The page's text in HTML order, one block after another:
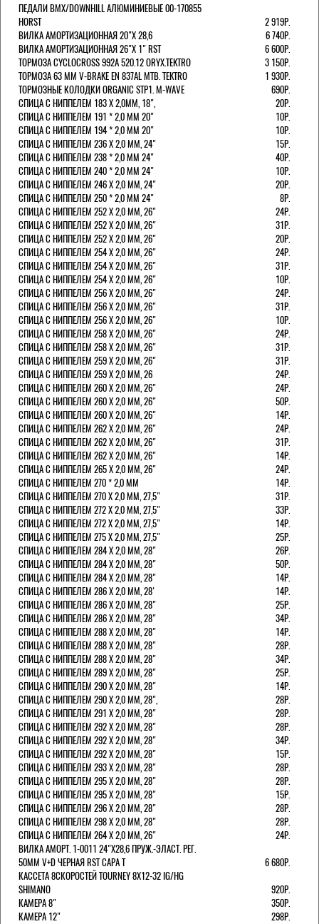
ПЕДАЛИ BMX/DOWNHILL АЛЮМИНИЕВЫЕ 00-170855
HORST
2 919Р.
ВИЛКА АМОРТИЗАЦИОННАЯ 20"Х 28,6
6 740Р.
ВИЛКА АМОРТИЗАЦИОННАЯ 26"Х 1" RST
6 600Р.
ТОРМОЗА CYCLOCROSS 992А 520.12 ORYX.TEKTRO
3 150Р.
ТОРМОЗА 63 ММ V-BRAKE EN 837AL MTB. TEKTRO
1 930Р.
ТОРМОЗНЫЕ КОЛОДКИ ORGANIC STP1. M-WAVE
690Р.
СПИЦА С НИППЕЛЕМ 183 Х 2,0ММ, 18",
20Р.
СПИЦА С НИППЕЛЕМ 191 * 2,0 ММ 20"
10Р.
СПИЦА С НИППЕЛЕМ 194 * 2,0 ММ 20"
10Р.
СПИЦА С НИППЕЛЕМ 236 Х 2,0 ММ, 24"
15Р.
СПИЦА С НИППЕЛЕМ 238 * 2,0 ММ 24"
40Р.
СПИЦА С НИППЕЛЕМ 240 * 2,0 ММ 24"
10Р.
СПИЦА С НИППЕЛЕМ 246 Х 2,0 ММ, 24"
20Р.
СПИЦА С НИППЕЛЕМ 250 * 2,0 ММ 24"
8Р.
СПИЦА С НИППЕЛЕМ 252 Х 2,0 ММ, 26"
24Р.
СПИЦА С НИППЕЛЕМ 252 Х 2,0 ММ, 26"
31Р.
СПИЦА С НИППЕЛЕМ 252 Х 2,0 ММ, 26"
20Р.
СПИЦА С НИППЕЛЕМ 254 Х 2,0 ММ, 26"
24Р.
СПИЦА С НИППЕЛЕМ 254 Х 2,0 ММ, 26"
31Р.
СПИЦА С НИППЕЛЕМ 254 Х 2,0 ММ, 26"
10Р.
СПИЦА С НИППЕЛЕМ 256 Х 2,0 ММ, 26"
24Р.
СПИЦА С НИППЕЛЕМ 256 Х 2,0 ММ, 26"
31Р.
СПИЦА С НИППЕЛЕМ 256 Х 2,0 ММ, 26"
10Р.
СПИЦА С НИППЕЛЕМ 258 Х 2,0 ММ, 26"
24Р.
СПИЦА С НИППЕЛЕМ 258 Х 2,0 ММ, 26"
31Р.
СПИЦА С НИППЕЛЕМ 259 Х 2,0 ММ, 26"
31Р.
СПИЦА С НИППЕЛЕМ 259 Х 2,0 ММ, 26
24Р.
СПИЦА С НИППЕЛЕМ 260 Х 2,0 ММ, 26"
24Р.
СПИЦА С НИППЕЛЕМ 260 Х 2,0 ММ, 26"
50Р.
СПИЦА С НИППЕЛЕМ 260 Х 2,0 ММ, 26"
14Р.
СПИЦА С НИППЕЛЕМ 262 Х 2,0 ММ, 26"
24Р.
СПИЦА С НИППЕЛЕМ 262 Х 2,0 ММ, 26"
31Р.
СПИЦА С НИППЕЛЕМ 262 Х 2,0 ММ, 26"
14Р.
СПИЦА С НИППЕЛЕМ 265 Х 2,0 ММ, 26"
24Р.
СПИЦА С НИППЕЛЕМ 270 * 2,0 ММ
14Р.
СПИЦА С НИППЕЛЕМ 270 Х 2,0 ММ, 27,5"
31Р.
СПИЦА С НИППЕЛЕМ 272 Х 2,0 ММ, 27,5"
33Р.
СПИЦА С НИППЕЛЕМ 272 Х 2,0 ММ, 27,5"
14Р.
СПИЦА С НИППЕЛЕМ 275 Х 2,0 ММ, 27,5"
25Р.
СПИЦА С НИППЕЛЕМ 284 Х 2,0 ММ, 28"
26Р.
СПИЦА С НИППЕЛЕМ 284 Х 2,0 ММ, 28"
50Р.
СПИЦА С НИППЕЛЕМ 284 Х 2,0 ММ, 28"
14Р.
СПИЦА С НИППЕЛЕМ 286 Х 2,0 ММ, 28'
14Р.
СПИЦА С НИППЕЛЕМ 286 Х 2,0 ММ, 28"
25Р.
СПИЦА С НИППЕЛЕМ 286 Х 2,0 ММ, 28"
34Р.
СПИЦА С НИППЕЛЕМ 288 Х 2,0 ММ, 28"
14Р.
СПИЦА С НИППЕЛЕМ 288 Х 2,0 ММ, 28"
28Р.
СПИЦА С НИППЕЛЕМ 288 Х 2,0 ММ, 28"
34Р.
СПИЦА С НИППЕЛЕМ 289 Х 2,0 ММ, 28"
25Р.
СПИЦА С НИППЕЛЕМ 290 Х 2,0 ММ, 28"
14Р.
СПИЦА С НИППЕЛЕМ 290 Х 2,0 ММ, 28",
28Р.
СПИЦА С НИППЕЛЕМ 291 Х 2,0 ММ, 28"
28Р.
СПИЦА С НИППЕЛЕМ 292 Х 2,0 ММ, 28"
28Р.
СПИЦА С НИППЕЛЕМ 292 Х 2,0 ММ, 28"
34Р.
СПИЦА С НИППЕЛЕМ 292 Х 2,0 ММ, 28"
15Р.
СПИЦА С НИППЕЛЕМ 293 Х 2,0 ММ, 28"
28Р.
СПИЦА С НИППЕЛЕМ 295 Х 2,0 ММ, 28"
28Р.
СПИЦА С НИППЕЛЕМ 295 Х 2,0 ММ, 28"
15Р.
СПИЦА С НИППЕЛЕМ 296 Х 2,0 ММ, 28"
28Р.
СПИЦА С НИППЕЛЕМ 298 Х 2,0 ММ, 28"
28Р.
СПИЦА С НИППЕЛЕМ 264 Х 2,0 ММ, 26"
24Р.
ВИЛКА АМОРТ. 1-0011 24"Х28,6 ПРУЖ.-ЭЛАСТ. РЕГ.
50ММ V+D ЧЕРНАЯ RST CAPA Т
6 680Р.
КАССЕТА 8СКОРОСТЕЙ TOURNEY 8Х12-32 IG/HG
SHIMANO
920Р.
КАМЕРА 8"
350Р.
КАМЕРА 12"
298Р.